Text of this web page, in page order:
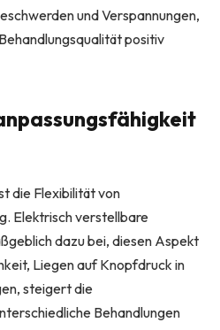
und Verspannungen,
positiv
die Flexibilität von
Elektrisch verstellbare
dazu bei, diesen Aspekt
Liegen auf Knopfdruck in
steigert die
Behandlungen